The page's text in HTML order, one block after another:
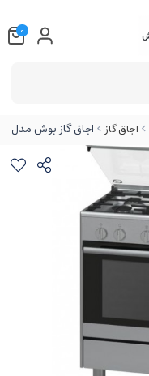
اجاق گاز اجاق گاز بوش مدل HSG736357M
0